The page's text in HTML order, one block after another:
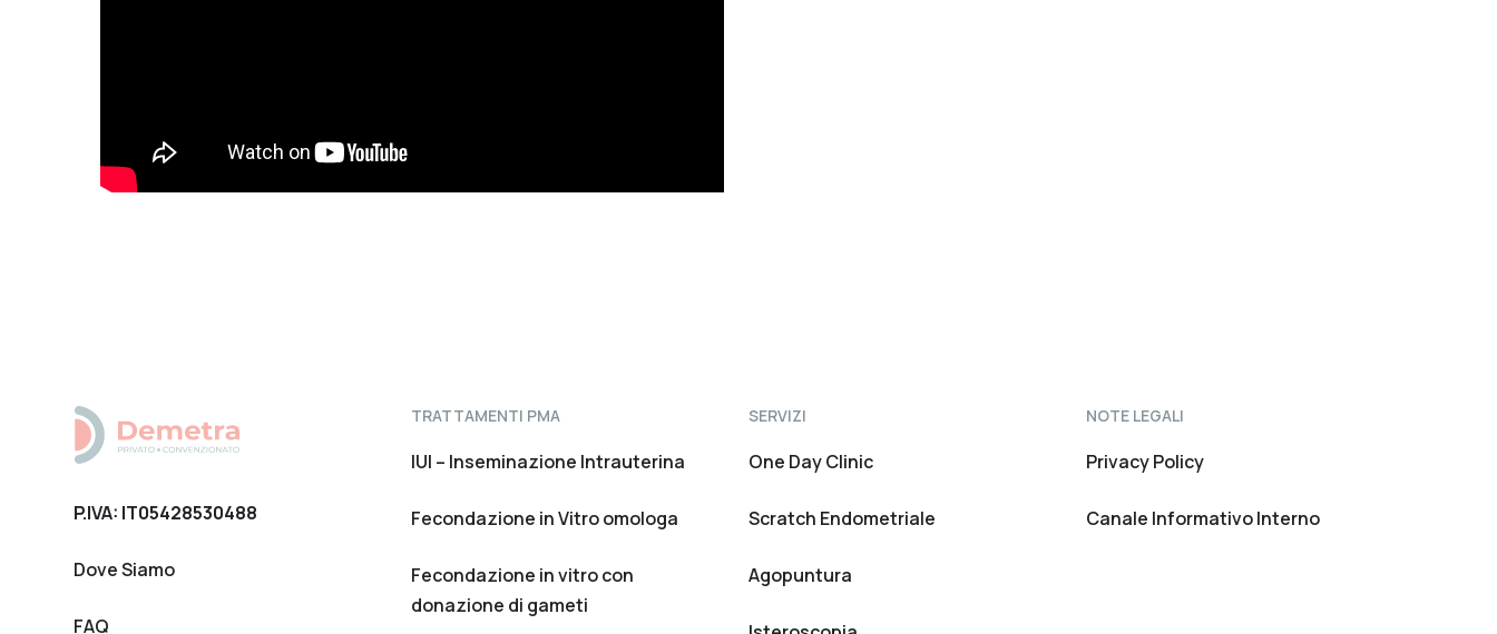
P.IVA: IT05428530488
Dove Siamo
FAQ
TRATTAMENTI PMA
IUI – Inseminazione Intrauterina
Fecondazione in Vitro omologa
Fecondazione in vitro con
donazione di gameti
SERVIZI
One Day Clinic
Scratch Endometriale
Agopuntura
NOTE LEGALI
Privacy Policy
Canale Informativo Interno